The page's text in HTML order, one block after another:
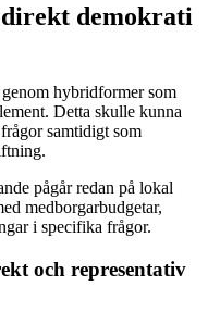
demokrati
hybridformer som
Detta skulle kunna
samtidigt som
pågår redan på lokal
medborgarbudgetar,
i specifika frågor.
och representativ